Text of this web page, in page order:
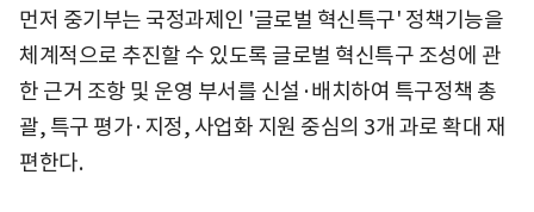
먼저 중기부는 국정과제인 '글로벌 혁신특구' 정책기능을
체계적으로 추진할 수 있도록 글로벌 혁신특구 조성에 관
한 근거 조항 및 운영 부서를 신설·배치하여 특구정책 총
괄, 특구 평가·지정, 사업화 지원 중심의 3개 과로 확대 재
편한다.